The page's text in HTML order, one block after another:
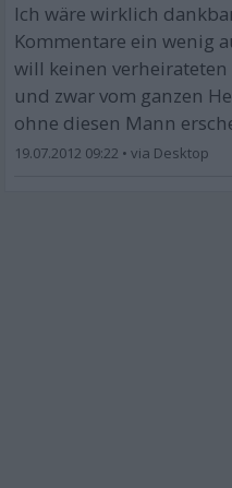
Ich wäre wirklich
Kommentare ein wenig
will keinen
und zwar vom ganzen
ohne diesen Mann
19.07.2012 09:22 •